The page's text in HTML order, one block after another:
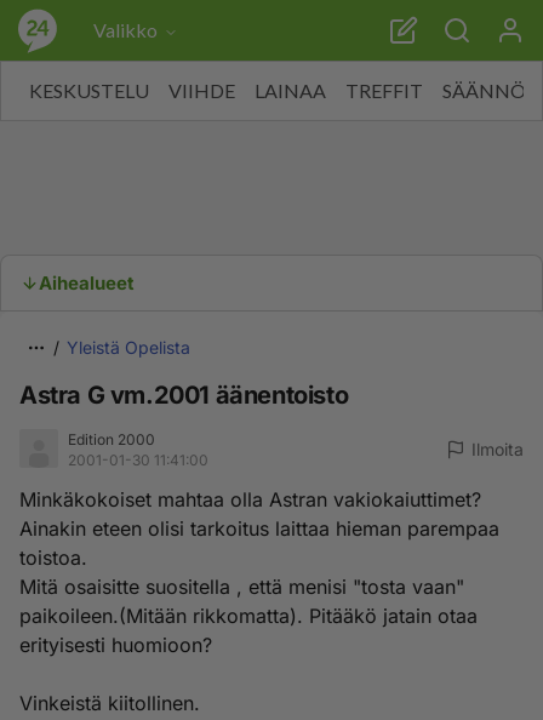
Valikko
KESKUSTELU VIIHDE LAINAA TREFFIT SÄÄNNÖT
Aihealueet
Yleistä Opelista
Astra G vm.2001 äänentoisto
Edition 2000
2001-01-30 11:41:00
Ilmoita
Minkäkokoiset mahtaa olla Astran vakiokaiuttimet?
Ainakin eteen olisi tarkoitus laittaa hieman parempaa
toistoa.
Mitä osaisitte suositella , että menisi "tosta vaan"
paikoileen.(Mitään rikkomatta). Pitääkö jatain otaa
erityisesti huomioon?
Vinkeistä kiitollinen.